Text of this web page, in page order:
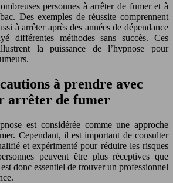
personnes à arrêter de fumer et à
Des exemples de réussite comprennent
à arrêter après des années de dépendance
différentes méthodes sans succès. Ces
la puissance de l’hypnose pour
à prendre avec
arrêter de fumer
nose est considérée comme une approche
Cependant, il est important de consulter
et expérimenté pour réduire les risques
peuvent être plus réceptives que
donc essentiel de trouver un professionnel